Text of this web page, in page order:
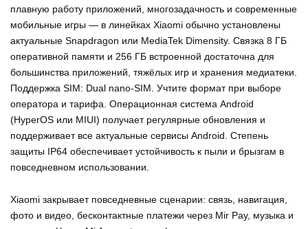
плавную работу приложений, многозадачность и современные
мобильные игры — в линейках Xiaomi обычно установлены
актуальные Snapdragon или MediaTek Dimensity. Связка 8 ГБ
оперативной памяти и 256 ГБ встроенной достаточна для
большинства приложений, тяжёлых игр и хранения медиатеки.
Поддержка SIM: Dual nano-SIM. Учтите формат при выборе
оператора и тарифа. Операционная система Android
(HyperOS или MIUI) получает регулярные обновления и
поддерживает все актуальные сервисы Android. Степень
защиты IP64 обеспечивает устойчивость к пыли и брызгам в
повседневном использовании.
Xiaomi закрывает повседневные сценарии: связь, навигация,
фото и видео, бесконтактные платежи через Mir Pay, музыка и